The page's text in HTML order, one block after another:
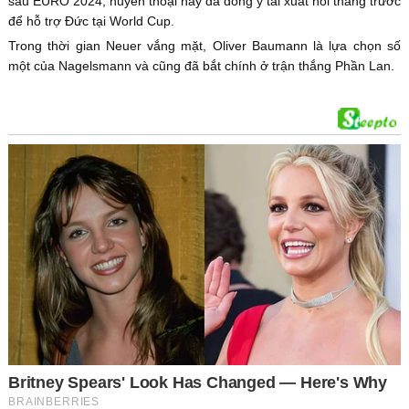
để hỗ trợ Đức tại World Cup.
Trong thời gian Neuer vắng mặt, Oliver Baumann là lựa chọn số
một của Nagelsmann và cũng đã bắt chính ở trận thắng Phần Lan.